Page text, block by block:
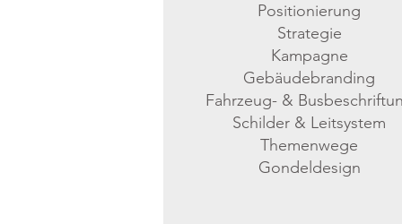
Positionierung
Strategie
Kampagne
Gebäudebranding
Fahrzeug- &
Schilder & Leitsystem
Themenwege
Gondeldesign